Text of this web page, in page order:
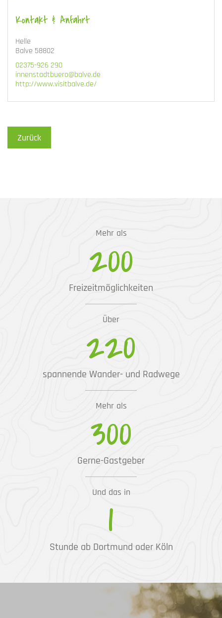
Kontakt & Anfahrt
Helle
Balve 58802
02375-926 290
innenstadtbuero@balve.de
http://www.visitbalve.de/
Zurück
Mehr als
200
Freizeitmöglichkeiten
Über
220
spannende Wander- und Radwege
Mehr als
300
Gerne-Gastgeber
Und das in
1
Stunde ab Dortmund oder Köln